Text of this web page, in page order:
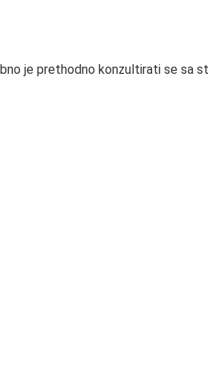
je prethodno konzultirati se sa